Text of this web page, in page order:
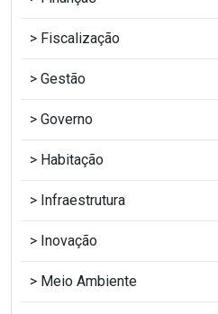
Fiscalização
Gestão
Governo
Habitação
Infraestrutura
Inovação
Meio Ambiente